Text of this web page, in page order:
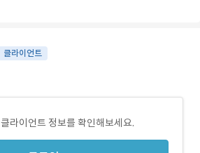
클라이언트
라이언트 정보를 확인해보세요.